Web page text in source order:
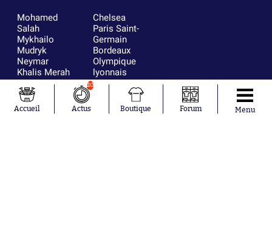
Mohamed
Salah
Mykhailo
Mudryk
Neymar
Khalis Merah
Loïs Openda
Moussa
Niakhaté
Chelsea
Paris Saint-
Germain
Bordeaux
Olympique
lyonnais
FIFA
Real Madrid
RC Strasbourg
AC Milan
Accueil
10
Actus Boutique Forum Menu